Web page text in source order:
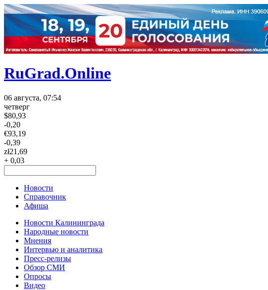
RuGrad.Online
06 августа, 07:54
четверг
$80,93
-0,20
€93,19
-0,39
zł21,69
+ 0,03
Новости
Справочник
Афиша
Новости Калининграда
Народные новости
Мнения
Интервью и аналитика
Пресс-релизы
Обзор СМИ
Опросы
Видео